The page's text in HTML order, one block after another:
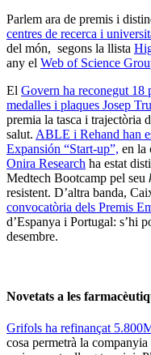
Parlem ara de premis i
centres de recerca i
del món, segons la llista
any el Web of Science
El Govern ha reconegut 18
medalles i plaques Josep
premia la tasca i trajectòria
salut. ABLE i Rehand han
Expansión “Start-up”, en la
Onira Research ha estat
Medtech Bootcamp pel seu
resistent. D’altra banda,
convocatòria dels Premis
d’Espanya i Portugal: s’hi
desembre.
Novetats a les
Grifols ha refinançat
cosa permetrà la